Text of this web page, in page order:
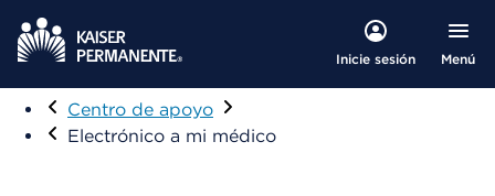
Inicie sesión Menú
Visitar
Centro de apoyo
Electrónico a mi médico